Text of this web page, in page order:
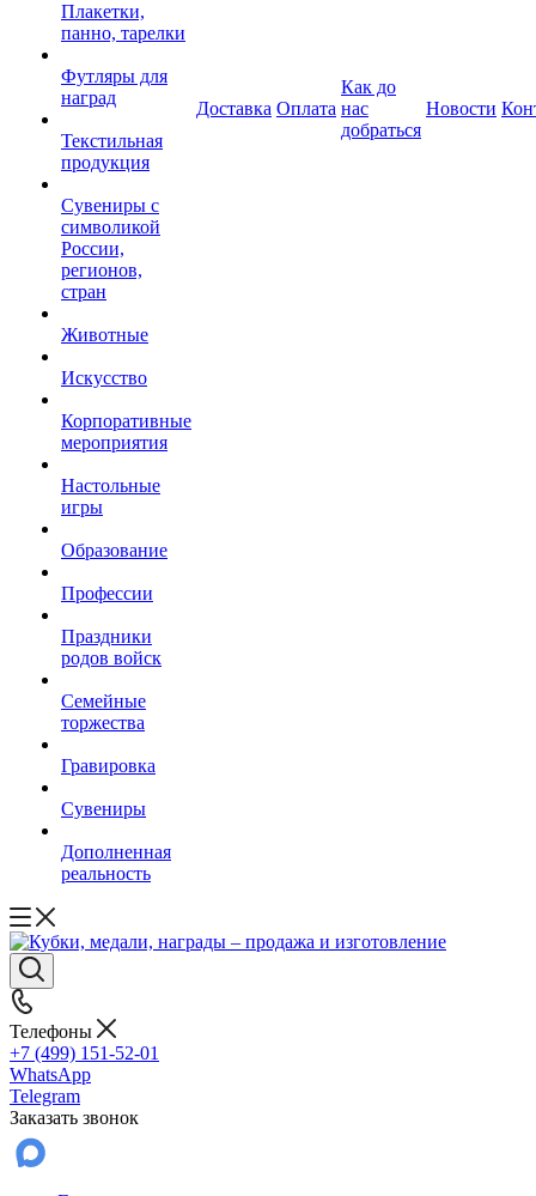
Плакетки,
панно, тарелки
Футляры для
наград
Текстильная
продукция
Сувениры с
символикой
России,
регионов,
стран
Животные
Искусство
Корпоративные
мероприятия
Настольные
игры
Образование
Профессии
Праздники
родов войск
Семейные
торжества
Гравировка
Сувениры
Дополненная
реальность
Доставка Оплата
Как до
нас
добраться
Новости
Телефоны
+7 (499) 151-52-01
WhatsApp
Telegram
Заказать звонок